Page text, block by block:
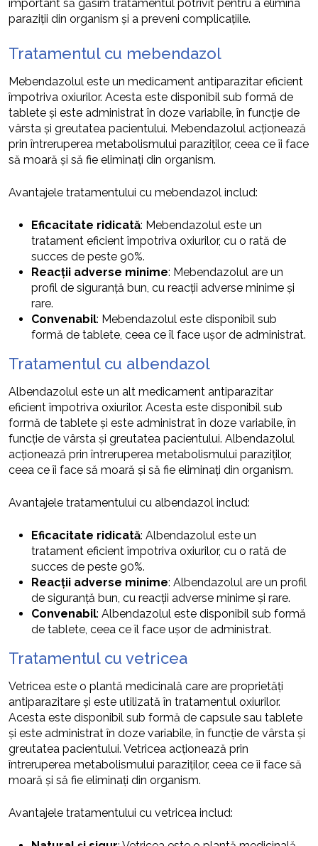
important să găsim tratamentul potrivit pentru a elimina
paraziții din organism și a preveni complicațiile.
Tratamentul cu mebendazol
Mebendazolul este un medicament antiparazitar eficient
împotriva oxiurilor. Acesta este disponibil sub formă de
tablete și este administrat în doze variabile, în funcție de
vârsta și greutatea pacientului. Mebendazolul acționează
prin întreruperea metabolismului paraziților, ceea ce îi face
să moară și să fie eliminați din organism.
Avantajele tratamentului cu mebendazol includ:
Eficacitate ridicată: Mebendazolul este un
tratament eficient împotriva oxiurilor, cu o rată de
succes de peste 90%.
Reacții adverse minime: Mebendazolul are un
profil de siguranță bun, cu reacții adverse minime și
rare.
Convenabil: Mebendazolul este disponibil sub
formă de tablete, ceea ce îl face ușor de administrat.
Tratamentul cu albendazol
Albendazolul este un alt medicament antiparazitar
eficient împotriva oxiurilor. Acesta este disponibil sub
formă de tablete și este administrat în doze variabile, în
funcție de vârsta și greutatea pacientului. Albendazolul
acționează prin întreruperea metabolismului paraziților,
ceea ce îi face să moară și să fie eliminați din organism.
Avantajele tratamentului cu albendazol includ:
Eficacitate ridicată: Albendazolul este un
tratament eficient împotriva oxiurilor, cu o rată de
succes de peste 90%.
Reacții adverse minime: Albendazolul are un profil
de siguranță bun, cu reacții adverse minime și rare.
Convenabil: Albendazolul este disponibil sub formă
de tablete, ceea ce îl face ușor de administrat.
Tratamentul cu vetricea
Vetricea este o plantă medicinală care are proprietăți
antiparazitare și este utilizată în tratamentul oxiurilor.
Acesta este disponibil sub formă de capsule sau tablete
și este administrat în doze variabile, în funcție de vârsta și
greutatea pacientului. Vetricea acționează prin
întreruperea metabolismului paraziților, ceea ce îi face să
moară și să fie eliminați din organism.
Avantajele tratamentului cu vetricea includ: